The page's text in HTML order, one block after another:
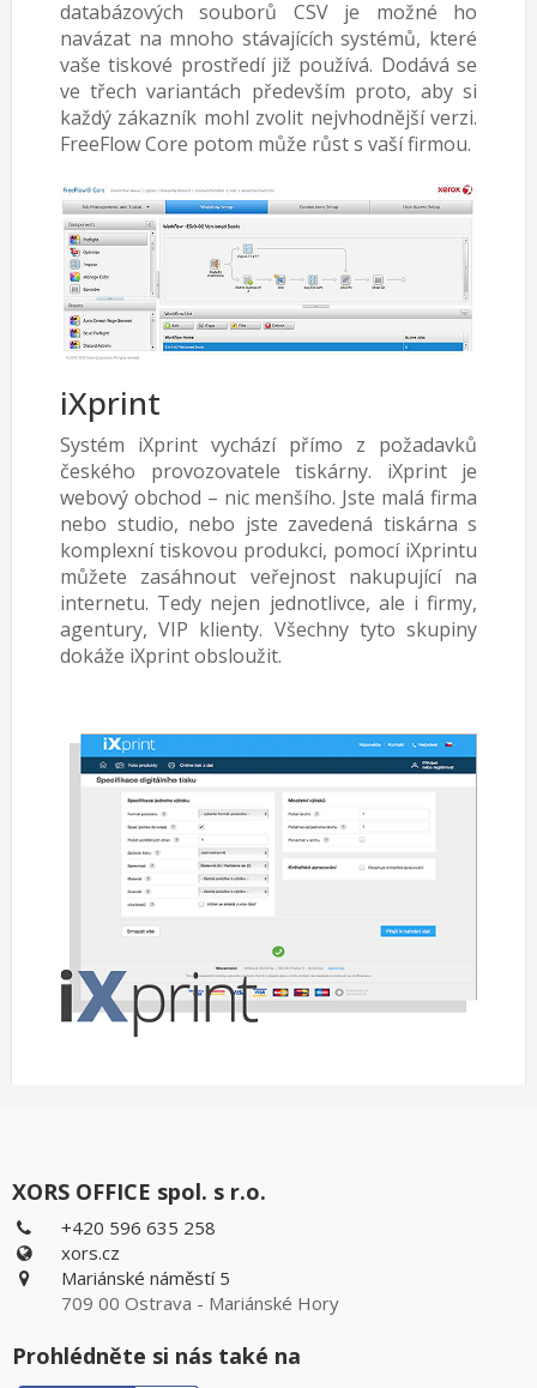
databázových souborů CSV je možné ho
navázat na mnoho stávajících systémů, které
vaše tiskové prostředí již používá. Dodává se
ve třech variantách především proto, aby si
každý zákazník mohl zvolit nejvhodnější verzi.
FreeFlow Core potom může růst s vaší firmou.
iXprint
Systém iXprint vychází přímo z požadavků
českého provozovatele tiskárny. iXprint je
webový obchod – nic menšího. Jste malá firma
nebo studio, nebo jste zavedená tiskárna s
komplexní tiskovou produkci, pomocí iXprintu
můžete zasáhnout veřejnost nakupující na
internetu. Tedy nejen jednotlivce, ale i firmy,
agentury, VIP klienty. Všechny tyto skupiny
dokáže iXprint obsloužit.
XORS OFFICE spol. s r.o.
+420 596 635 258
xors.cz
Mariánské náměstí 5
709 00 Ostrava - Mariánské Hory
Prohlédněte si nás také na